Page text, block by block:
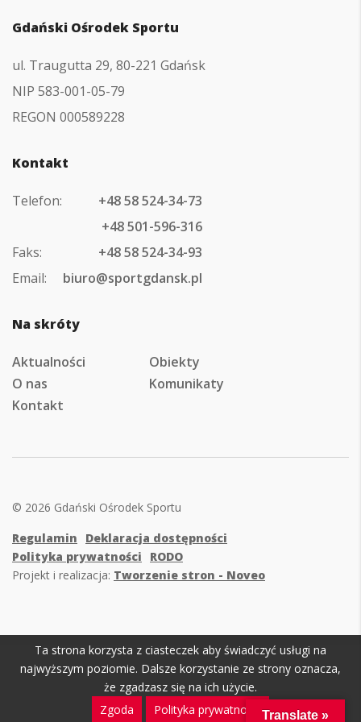
Gdański Ośrodek Sportu
ul. Traugutta 29, 80-221 Gdańsk
NIP 583-001-05-79
REGON 000589228
Kontakt
Telefon:
+48 58 524-34-73
+48 501-596-316
Faks:
+48 58 524-34-93
Email:
biuro@sportgdansk.pl
Na skróty
Aktualności
Obiekty
O nas
Komunikaty
Kontakt
© 2026 Gdański Ośrodek Sportu
Regulamin
Deklaracja dostępności
Polityka prywatności
RODO
Projekt i realizacja: Tworzenie stron - Noveo
Ta strona korzysta z ciasteczek aby świadczyć usługi na
najwyższym poziomie. Dalsze korzystanie ze strony oznacza,
że zgadzasz się na ich użycie.
Zgoda
Polityka prywatności Translate »